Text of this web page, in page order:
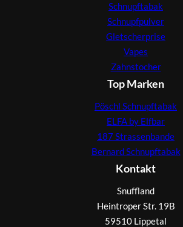
Schnupftabak
Schnupfpulver
Gletscherprise
Vapes
Zahnstocher
Top Marken
Pöschl Schnupftabak
ELFA by Elfbar
187 Strassenbande
Bernard Schnupftabak
Kontakt
Snuffland
Heintroper Str. 19B
59510 Lippetal